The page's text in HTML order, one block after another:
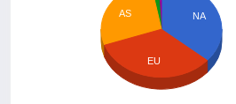
NA
AS
EU